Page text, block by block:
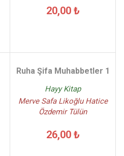
20,00 ₺
Ruha Şifa Muhabbetler 1
Hayy Kitap
Merve Safa Likoğlu Hatice
Özdemir Tülün
26,00 ₺